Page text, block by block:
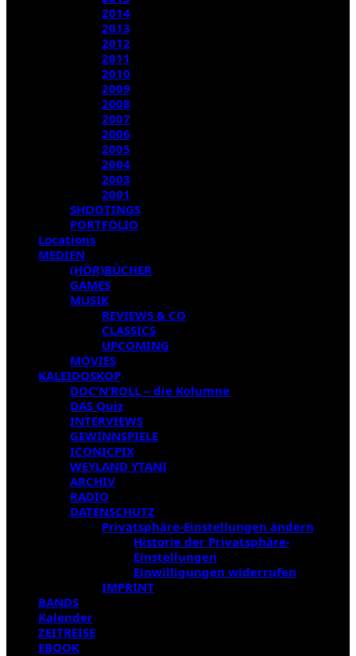
2014
2013
2012
2011
2010
2009
2008
2007
2006
2005
2004
2003
2001
SHOOTINGS
PORTFOLIO
Locations
MEDIEN
(HÖR)BÜCHER
GAMES
MUSIK
REVIEWS & CO
CLASSICS
UPCOMING
MOVIES
KALEIDOSKOP
DOC’N’ROLL – die Kolumne
DAS Quiz
INTERVIEWS
GEWINNSPIELE
ICONICPIX
WEYLAND YTANI
ARCHIV
RADIO
DATENSCHUTZ
Privatsphäre-Einstellungen ändern
Historie der Privatsphäre-
Einstellungen
Einwilligungen widerrufen
IMPRINT
BANDS
Kalender
ZEITREISE
EBOOK